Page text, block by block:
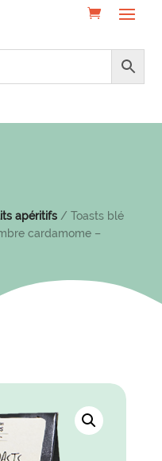
apéritifs/ Toasts blé
cardamome –